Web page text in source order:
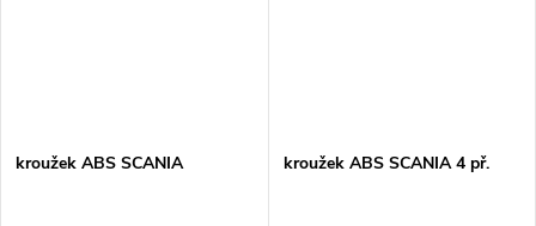
kroužek ABS SCANIA kroužek ABS SCANIA 4 př.